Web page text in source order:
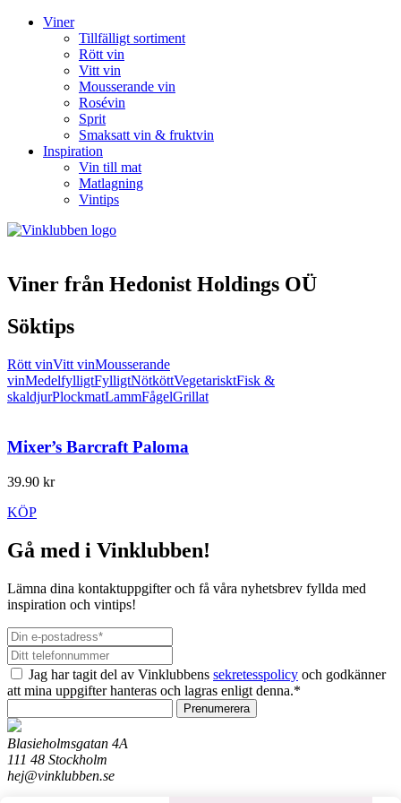
Viner
Tillfälligt sortiment
Rött vin
Vitt vin
Mousserande vin
Rosévin
Sprit
Smaksatt vin & fruktvin
Inspiration
Vin till mat
Matlagning
Vintips
Viner från Hedonist Holdings OÜ
Söktips
Rött vinVitt vinMousserande
vinMedelfylligtFylligtNötköttVegetarisktFisk &
skaldjurPlockmatLammFågelGrillat
Mixer’s Barcraft Paloma
39.90 kr
KÖP
Gå med i Vinklubben!
Lämna dina kontaktuppgifter och få våra nyhetsbrev fyllda med
inspiration och vintips!
Jag har tagit del av Vinklubbens sekretesspolicy och godkänner
att mina uppgifter hanteras och lagras enligt denna.*
Prenumerera
Blasieholmsgatan 4A
111 48 Stockholm
hej@vinklubben.se